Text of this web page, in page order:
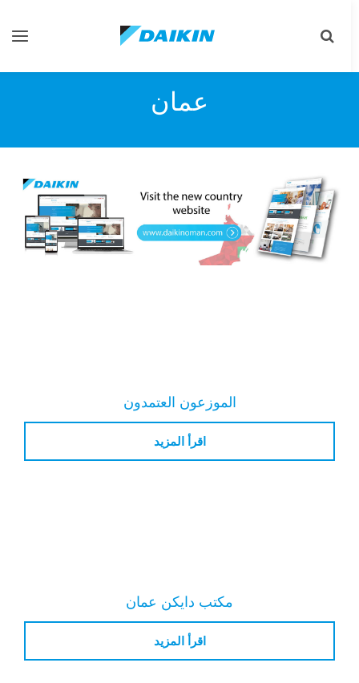
تبديل
تبديل
عمان
الموزعون العتمدون
اقرأ المزيد
مكتب دايكن عمان
اقرأ المزيد